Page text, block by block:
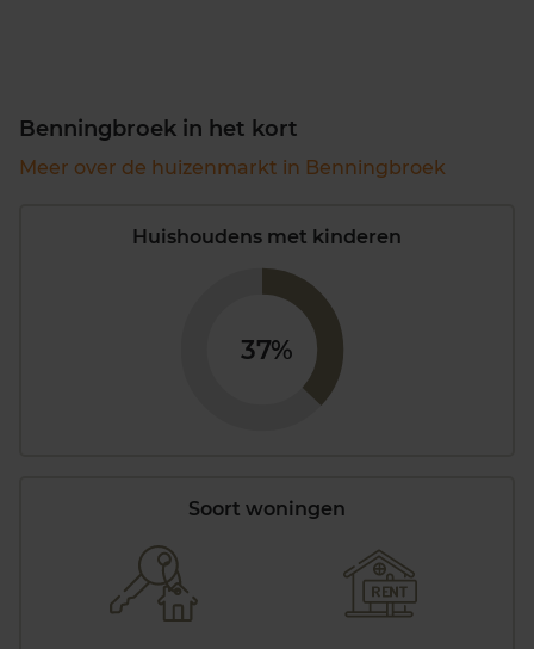
Benningbroek in het kort
Meer over de huizenmarkt in Benningbroek
Huishoudens met kinderen
37%
Soort woningen